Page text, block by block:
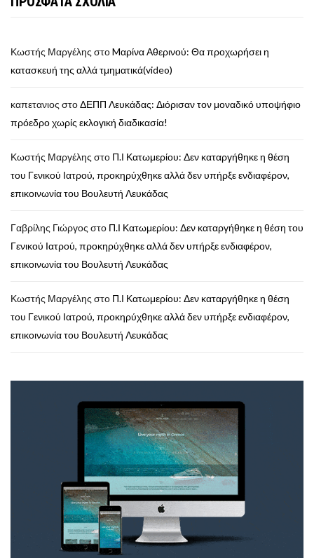
Κωστής Μαργέλης στοMαρίνα Αθερινού: Θα προχωρήσει η
κατασκευή της αλλά τμηματικά(video)
καπετανιος στοΔΕΠΠ Λευκάδας: Διόρισαν τον μοναδικό υποψήφιο
πρόεδρο χωρίς εκλογική διαδικασία!
Κωστής Μαργέλης στο Π.Ι Κατωμερίου: Δεν καταργήθηκε η θέση
του Γενικού Ιατρού, προκηρύχθηκε αλλά δεν υπήρξε ενδιαφέρον,
επικοινωνία του Βουλευτή Λευκάδας
Γαβρίλης Γιώργος στο Π.Ι Κατωμερίου: Δεν καταργήθηκε η θέση του
Γενικού Ιατρού, προκηρύχθηκε αλλά δεν υπήρξε ενδιαφέρον,
επικοινωνία του Βουλευτή Λευκάδας
Κωστής Μαργέλης στο Π.Ι Κατωμερίου: Δεν καταργήθηκε η θέση
του Γενικού Ιατρού, προκηρύχθηκε αλλά δεν υπήρξε ενδιαφέρον,
επικοινωνία του Βουλευτή Λευκάδας